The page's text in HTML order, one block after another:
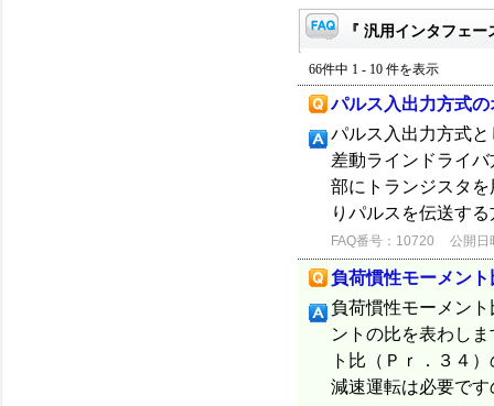
『 汎用インタフェ
66件中 1 - 10 件を表示
パルス入出力方式
パルス入出力方式
差動ラインドライ
部にトランジスタ
りパルスを伝送す
FAQ番号：10720 公開日
負荷慣性モーメント
負荷慣性モーメン
ントの比を表わし
ト比（Ｐｒ．３４
減速運転は必要で